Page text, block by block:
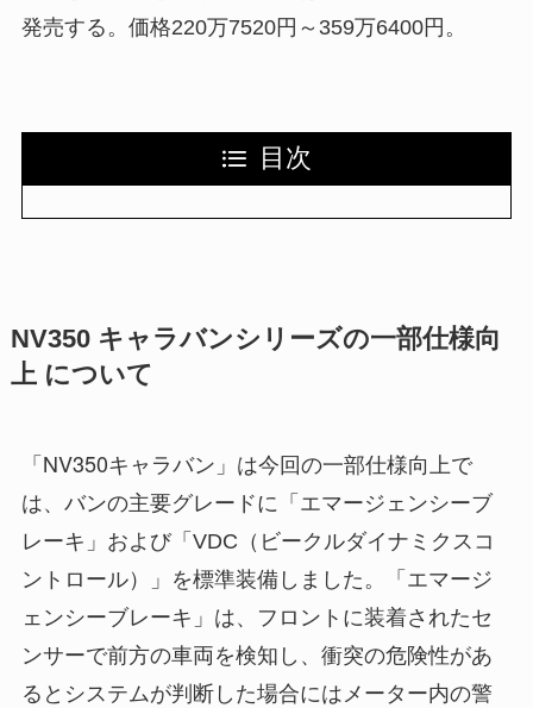
発売する。価格220万7520円～359万6400円。
目次
NV350 キャラバンシリーズの一部仕様向
上 について
「NV350キャラバン」は今回の一部仕様向上で
は、バンの主要グレードに「エマージェンシーブ
レーキ」および「VDC（ビークルダイナミクスコ
ントロール）」を標準装備しました。「エマージ
ェンシーブレーキ」は、フロントに装着されたセ
ンサーで前方の車両を検知し、衝突の危険性があ
るとシステムが判断した場合にはメーター内の警